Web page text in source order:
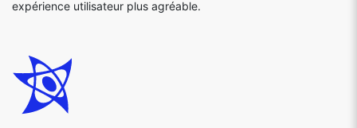
expérience utilisateur plus agréable.